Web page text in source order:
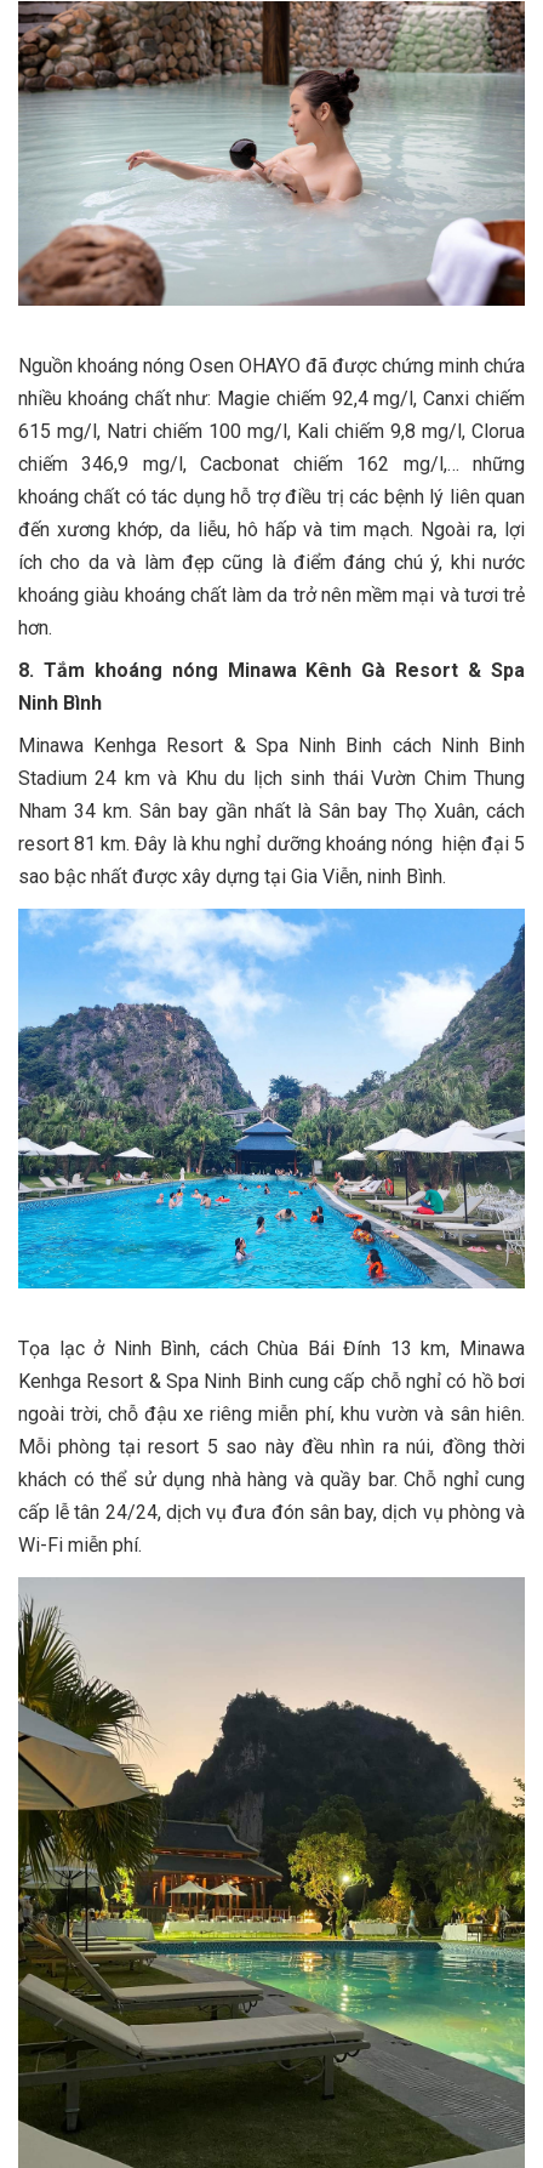
Nguồn khoáng nóng Osen OHAYO đã được chứng minh chứa
nhiều khoáng chất như: Magie chiếm 92,4 mg/l, Canxi chiếm
615 mg/l, Natri chiếm 100 mg/l, Kali chiếm 9,8 mg/l, Clorua
chiếm 346,9 mg/l, Cacbonat chiếm 162 mg/l,… những
khoáng chất có tác dụng hỗ trợ điều trị các bệnh lý liên quan
đến xương khớp, da liễu, hô hấp và tim mạch. Ngoài ra, lợi
ích cho da và làm đẹp cũng là điểm đáng chú ý, khi nước
khoáng giàu khoáng chất làm da trở nên mềm mại và tươi trẻ
hơn.
8. Tắm khoáng nóng Minawa Kênh Gà Resort & Spa
Ninh Bình
Minawa Kenhga Resort & Spa Ninh Binh cách Ninh Binh
Stadium 24 km và Khu du lịch sinh thái Vườn Chim Thung
Nham 34 km. Sân bay gần nhất là Sân bay Thọ Xuân, cách
resort 81 km. Đây là khu nghỉ dưỡng khoáng nóng hiện đại 5
sao bậc nhất được xây dựng tại Gia Viễn, ninh Bình.
Tọa lạc ở Ninh Bình, cách Chùa Bái Đính 13 km, Minawa
Kenhga Resort & Spa Ninh Binh cung cấp chỗ nghỉ có hồ bơi
ngoài trời, chỗ đậu xe riêng miễn phí, khu vườn và sân hiên.
Mỗi phòng tại resort 5 sao này đều nhìn ra núi, đồng thời
khách có thể sử dụng nhà hàng và quầy bar. Chỗ nghỉ cung
cấp lễ tân 24/24, dịch vụ đưa đón sân bay, dịch vụ phòng và
Wi-Fi miễn phí.